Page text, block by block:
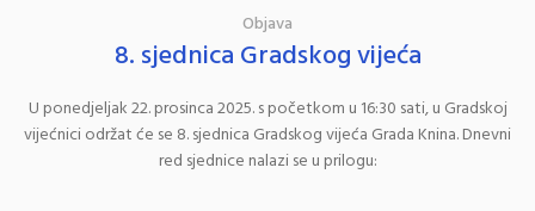
Objava
8. sjednica Gradskog vijeća
U ponedjeljak 22. prosinca 2025. s početkom u 16:30 sati, u Gradskoj
vijećnici održat će se 8. sjednica Gradskog vijeća Grada Knina. Dnevni
red sjednice nalazi se u prilogu: